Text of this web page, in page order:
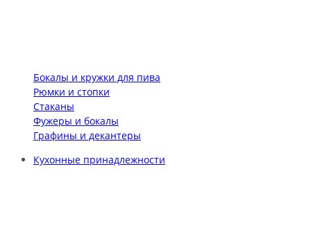
Бокалы и кружки для пива
Рюмки и стопки
Стаканы
Фужеры и бокалы
Графины и декантеры
Кухонные принадлежности